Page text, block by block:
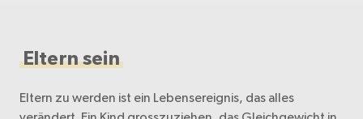
Eltern sein
Eltern zu werden ist ein Lebensereignis, das alles